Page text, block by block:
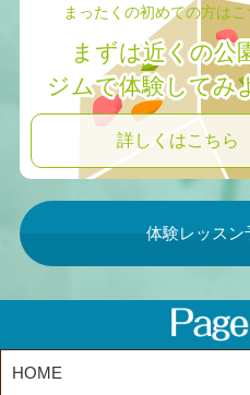
まったくの初めての方はこ
まずは近くの公
ジムで体験してみ
詳しくはこちら
体験レッスン
HOME